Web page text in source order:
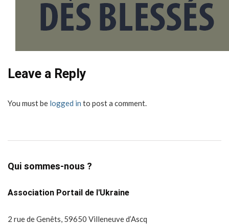
Leave a Reply
You must be logged in to post a comment.
Qui sommes-nous ?
Association Portail de l'Ukraine
2 rue de Genêts, 59650 Villeneuve d’Ascq